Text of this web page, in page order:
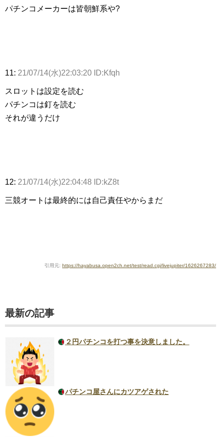
パチンコメーカーは皆朝鮮系や?
11: 21/07/14(水)22:03:20 ID:Kfqh
スロットは設定を読む
パチンコは釘を読む
それが違うだけ
12: 21/07/14(水)22:04:48 ID:kZ8t
三競オートは最終的には自己責任やからまだ
引用元: https://hayabusa.open2ch.net/test/read.cgi/livejupiter/1626267283/
最新の記事
２円パチンコを打つ事を決意しました。
パチンコ屋さんにカツアゲされた